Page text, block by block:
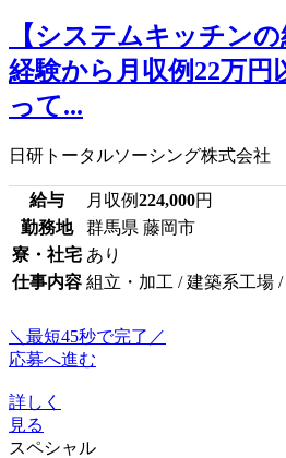
【システムキッチン
経験から月収例22万
って...
日研トータルソーシング株式会社
給与 月収例224,000円
勤務地
群馬県 藤岡市
寮・社宅 あり
仕事内容 組立・加工 / 建築系工場 /
＼最短45秒で完了／
応募へ進む
詳しく
見る
スペシャル